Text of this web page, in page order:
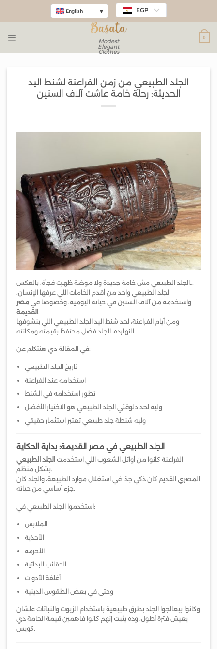
English EGP
Modest
Elegant
Clothes
0
الجلد الطبيعي من زمن الفراعنة لشنط اليد
الحديثة: رحلة خامة عاشت آلاف السنين
الجلد الطبيعي مش خامة جديدة ولا موضة ظهرت فجأة، بالعكس…
الجلد الطبيعي واحد من أقدم الخامات اللي عرفها الإنسان،
واستخدمه من آلاف السنين في حياته اليومية، وخصوصًا في مصر
القديمة .
ومن أيام الفراعنة، لحد شنط اليد الجلد الطبيعي اللي بنشوفها
النهارده، الجلد فضل محتفظ بقيمته ومكانته.
في المقالة دي هنتكلم عن:
تاريخ الجلد الطبيعي
استخدامه عند الفراعنة
تطور استخدامه في الشنط
وليه لحد دلوقتي الجلد الطبيعي هو الاختيار الأفضل
وليه شنطة جلد طبيعي تعتبر استثمار حقيقي
الجلد الطبيعي في مصر القديمة: بداية الحكاية
الفراعنة كانوا من أوائل الشعوب اللي استخدمت الجلد الطبيعي
بشكل منظم.
المصري القديم كان ذكي جدًا في استغلال موارد الطبيعة، والجلد كان
جزء أساسي من حياته.
استخدموا الجلد الطبيعي في:
الملابس
الأحذية
الأحزمة
الحقائب البدائية
أغلفة الأدوات
وحتى في بعض الطقوس الدينية
وكانوا بيعالجوا الجلد بطرق طبيعية باستخدام الزيوت والنباتات علشان
يعيش فترة أطول، وده يثبت إنهم كانوا فاهمين قيمة الخامة دي
كويس.